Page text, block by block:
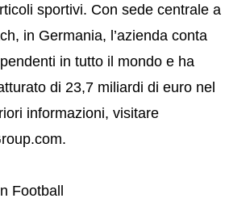
sportivi. Con sede centrale a
in Germania, l’azienda conta
in tutto il mondo e ha
di 23,7 miliardi di euro nel
informazioni, visitare
Football